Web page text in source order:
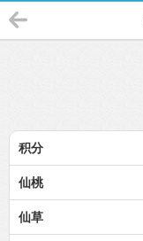
积分
仙桃
仙草